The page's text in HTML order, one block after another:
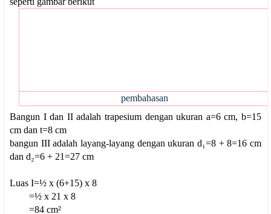
pembahasan
Bangun I dan II adalah trapesium dengan ukuran a=6 cm, b=15
cm dan t=8 cm
bangun III adalah layang-layang dengan ukuran d₁=8 + 8=16 cm
dan d₂=6 + 21=27 cm
Luas I=½ x (6+15) x 8
=½ x 21 x 8
=84 cm²